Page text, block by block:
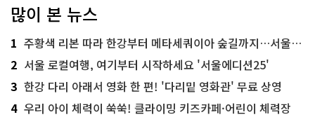
많이 본 뉴스
1 주황색 리본 따라 한강부터 메타세쿼이아 숲길까지…서울둘레길 15코스
2 서울 로컬여행, 여기부터 시작하세요 '서울에디션25'
3 한강 다리 아래서 영화 한 편! '다리밑 영화관' 무료 상영
4 우리 아이 체력이 쑥쑥! 클라이밍 키즈카페·어린이 체력장